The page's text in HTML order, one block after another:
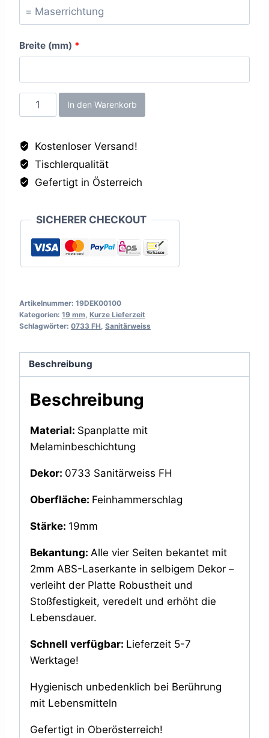
Breite (mm) *
Sanitärweiss
FH,
Menge
In den Warenkorb
Kostenloser Versand!
Tischlerqualität
Gefertigt in Österreich
SICHERER CHECKOUT
Artikelnummer: 19DEK00100
Kategorien: 19 mm Kurze Lieferzeit
Schlagwörter: 0733 FH Sanitärweiss
Beschreibung
Beschreibung
Material: Spanplatte mit
Melaminbeschichtung
Dekor: 0733 Sanitärweiss FH
Oberfläche: Feinhammerschlag
Stärke: 19mm
Bekantung: Alle vier Seiten bekantet mit
2mm ABS-Laserkante in selbigem Dekor –
verleiht der Platte Robustheit und
Stoßfestigkeit, veredelt und erhöht die
Lebensdauer.
Schnell verfügbar: Lieferzeit 5-7
Werktage!
Hygienisch unbedenklich bei Berührung
mit Lebensmitteln
Gefertigt in Oberösterreich!